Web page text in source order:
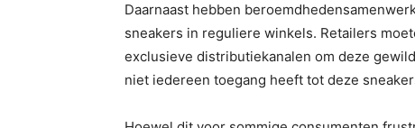
Daarnaast hebben
sneakers in reguliere winkels. Retailers
exclusieve distributiekanalen om deze
niet iedereen toegang heeft tot deze